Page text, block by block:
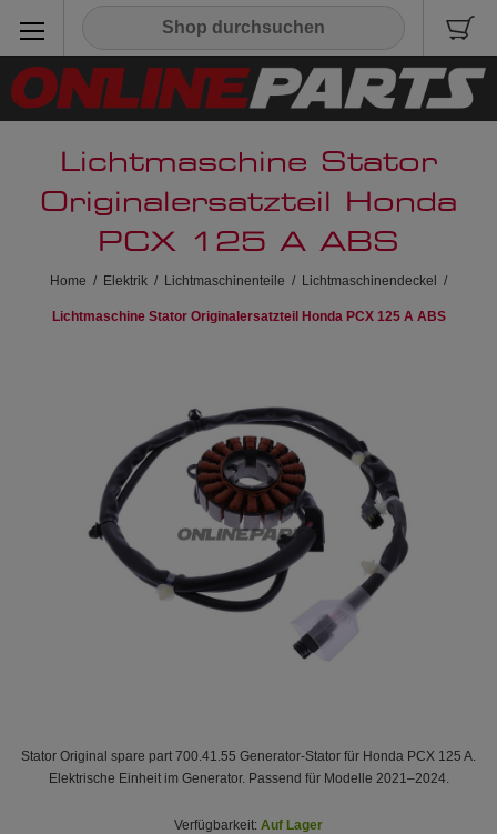
Lichtmaschine Stator
Originalersatzteil Honda
PCX 125 A ABS
Home / Elektrik / Lichtmaschinenteile / Lichtmaschinendeckel /
Lichtmaschine Stator Originalersatzteil Honda PCX 125 A ABS
Stator Original spare part 700.41.55 Generator-Stator für Honda PCX 125 A.
Elektrische Einheit im Generator. Passend für Modelle 2021–2024.
Verfügbarkeit: Auf Lager